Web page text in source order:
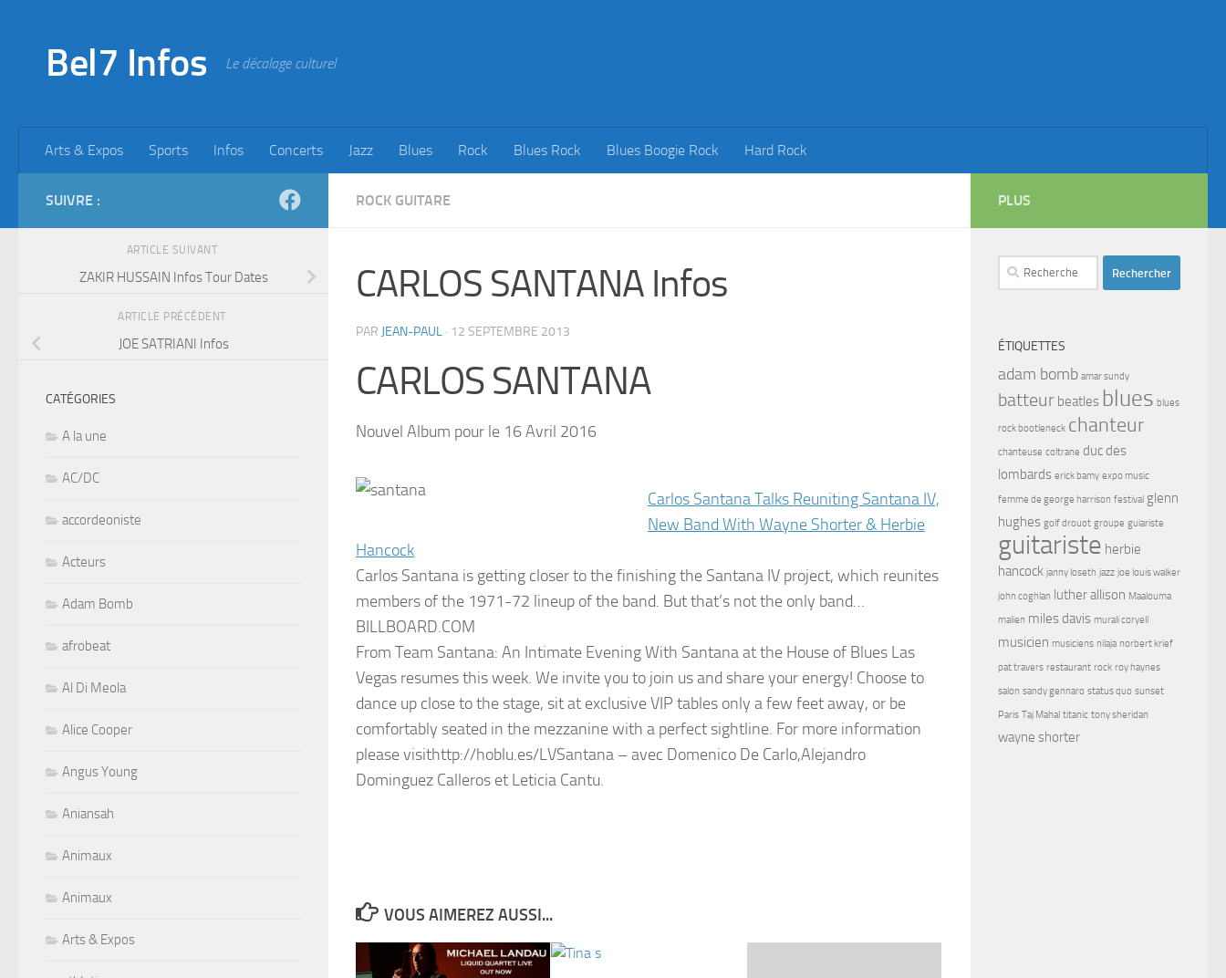
Bel7 Infos Le décalage culturel
Arts & Expos Sports Infos Concerts Jazz Blues Rock Blues Rock Blues Boogie Rock Hard Rock
ROCK GUITARE
CARLOS SANTANA Infos
PAR JEAN-PAUL · 12 SEPTEMBRE 2013
CARLOS SANTANA
Nouvel Album pour le 16 Avril 2016
Carlos Santana Talks Reuniting Santana IV,
New Band With Wayne Shorter & Herbie
Hancock
Carlos Santana is getting closer to the finishing the Santana IV project, which reunites
members of the 1971-72 lineup of the band. But that’s not the only band…
BILLBOARD.COM
From Team Santana: An Intimate Evening With Santana at the House of Blues Las
Vegas resumes this week. We invite you to join us and share your energy! Choose to
dance up close to the stage, sit at exclusive VIP tables only a few feet away, or be
comfortably seated in the mezzanine with a perfect sightline. For more information
please visithttp://hoblu.es/LVSantana – avec Domenico De Carlo,Alejandro
Dominguez Calleros et Leticia Cantu.
VOUS AIMEREZ AUSSI...
SUIVRE :
ARTICLE SUIVANT
ZAKIR HUSSAIN Infos Tour Dates
ARTICLE PRÉCÉDENT
JOE SATRIANI Infos
CATÉGORIES
A la une
AC/DC
accordeoniste
Acteurs
Adam Bomb
afrobeat
Al Di Meola
Alice Cooper
Angus Young
Aniansah
Animaux
Animaux
Arts & Expos
PLUS
Rechercher :
ÉTIQUETTES
adam bomb amar sundy
batteur beatles blues blues
rock bootleneck chanteur
chanteuse coltrane duc des
lombards erick bamy expo music
femme de george harrison festival glenn
hughes golf drouot groupe guiariste
guitariste herbie
hancock janny loseth jazz joe louis walker
john coghlan luther allison Maalouma
malien miles davis murali coryell
musicien musiciens nilaja norbert krief
pat travers restaurant rock roy haynes
salon sandy gennaro status quo sunset
Paris Taj Mahal titanic tony sheridan
wayne shorter